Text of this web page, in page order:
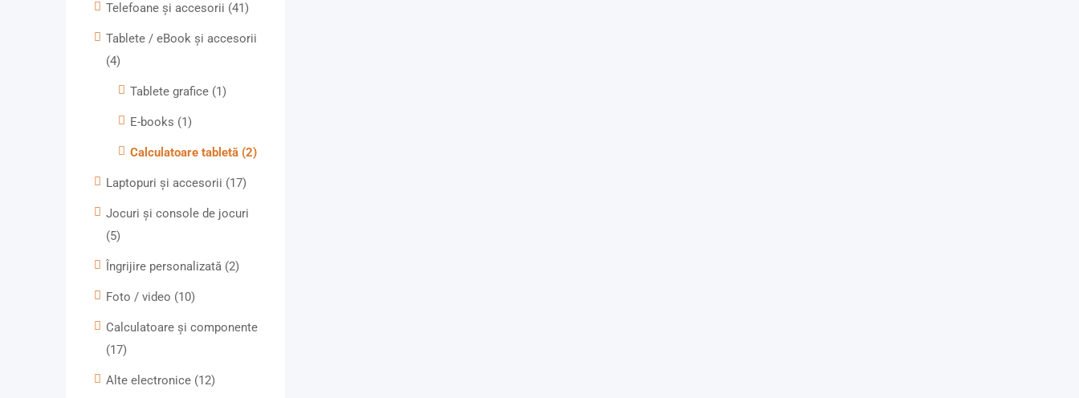
Telefoane și accesorii (41)
Tablete / eBook și accesorii
(4)
Tablete grafice (1)
E-books (1)
Calculatoare tabletă (2)
Laptopuri și accesorii (17)
Jocuri și console de jocuri
(5)
Îngrijire personalizată (2)
Foto / video (10)
Calculatoare și componente
(17)
Alte electronice (12)